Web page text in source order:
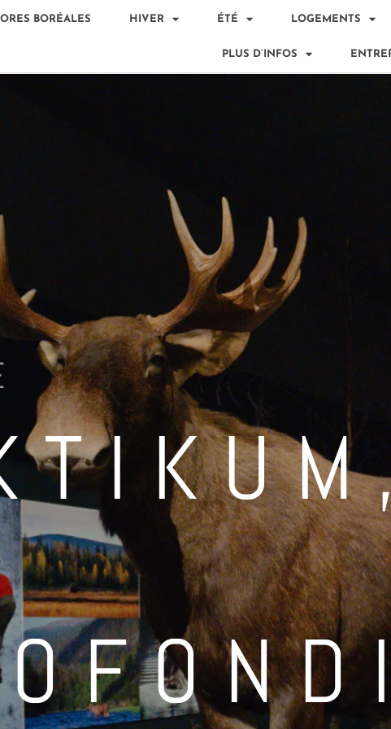
BORÉALES HIVER ÉTÉ LOGEMENTS
PLUS D’INFOS